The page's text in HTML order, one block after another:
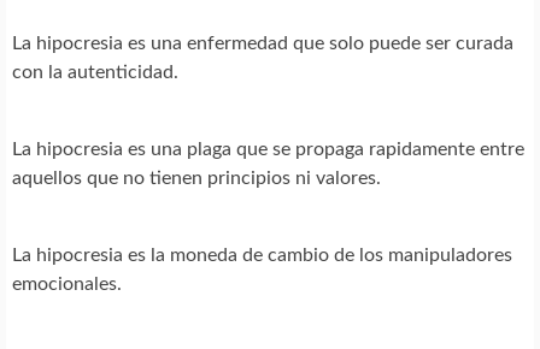
La hipocresia es una enfermedad que solo puede ser curada
con la autenticidad.
La hipocresia es una plaga que se propaga rapidamente entre
aquellos que no tienen principios ni valores.
La hipocresia es la moneda de cambio de los manipuladores
emocionales.